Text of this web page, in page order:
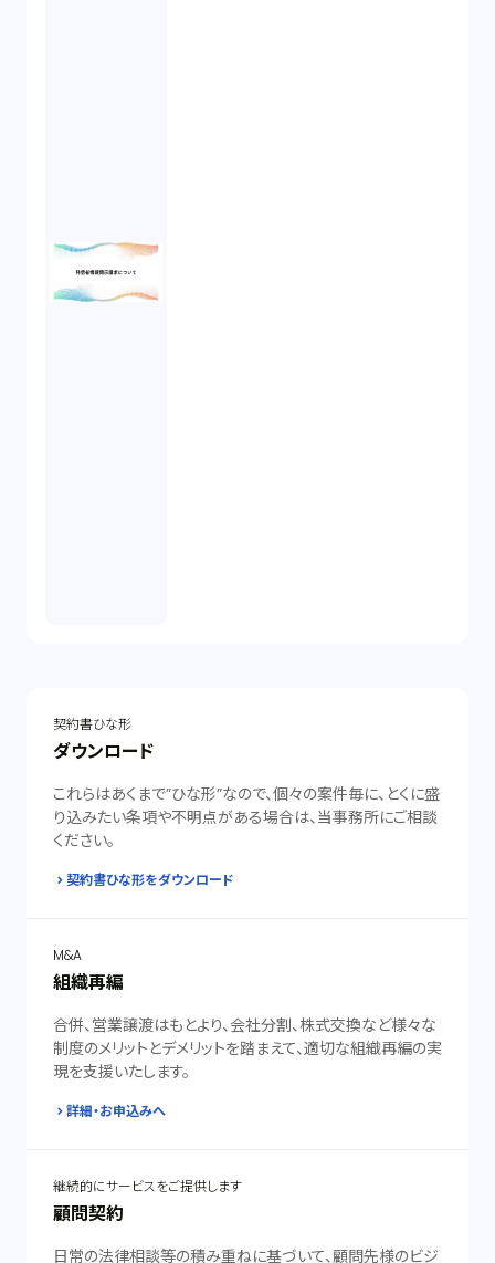
契約書ひな形
ダウンロード
これらはあくまで”ひな形”なので、個々の案件毎に、とくに盛
り込みたい条項や不明点がある場合は、当事務所にご相談
ください。
契約書ひな形をダウンロード
M&A
組織再編
合併、営業譲渡はもとより、会社分割、株式交換など様々な
制度のメリットとデメリットを踏まえて、適切な組織再編の実
現を支援いたします。
詳細・お申込みへ
継続的にサービスをご提供します
顧問契約
日常の法律相談等の積み重ねに基づいて、顧問先様のビジ